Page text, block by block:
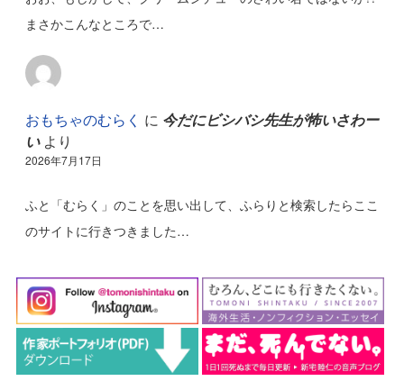
まさかこんなところで…
おもちゃのむらく に 今だにビシバシ先生が怖いさわー
いより
2026年7月17日
ふと「むらく」のことを思い出して、ふらりと検索したらここ
のサイトに行きつきました…